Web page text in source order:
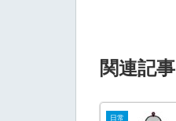
関連記事
日常